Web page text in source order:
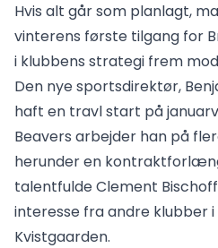
Hvis alt går som planlagt,
vinterens første tilgang for
i klubbens strategi frem
Den nye sportsdirektør,
haft en travl start på
Beavers arbejder han på
herunder en
talentfulde Clement
interesse fra andre klubber
Kvistgaarden.